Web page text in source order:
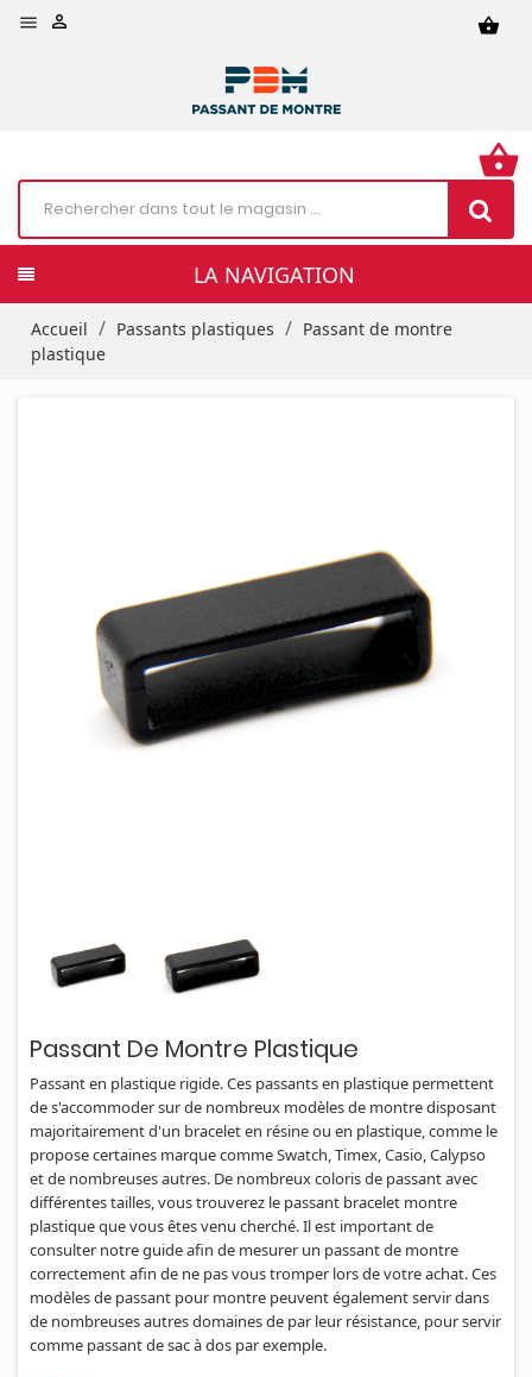
 shopping_basket

shopping_basket
LA NAVIGATION
Accueil Passants plastiques
Passant de montre
plastique
Passant De Montre Plastique
Passant en plastique rigide. Ces passants en plastique permettent
de s'accommoder sur de nombreux modèles de montre disposant
majoritairement d'un bracelet en résine ou en plastique, comme le
propose certaines marque comme Swatch, Timex, Casio, Calypso
et de nombreuses autres. De nombreux coloris de passant avec
différentes tailles, vous trouverez le passant bracelet montre
plastique que vous êtes venu cherché. Il est important de
consulter notre guide afin de mesurer un passant de montre
correctement afin de ne pas vous tromper lors de votre achat. Ces
modèles de passant pour montre peuvent également servir dans
de nombreuses autres domaines de par leur résistance, pour servir
comme passant de sac à dos par exemple.